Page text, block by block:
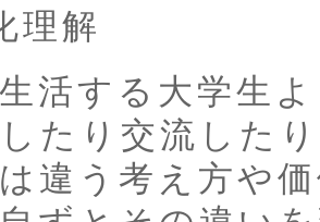
理解
活する大学生
たり交流した
違う考え方や